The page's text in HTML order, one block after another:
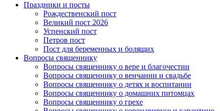
Праздники и посты
Рождественский пост
Великий пост 2026
Успенский пост
Петров пост
Пост для беременных и болящих
Вопросы священнику
Вопросы священнику о вере и благочестии
Вопросы священнику о венчании и свадьбе
Вопросы священнику о детях и воспитании
Вопросы священнику о домашних питомцах
Вопросы священнику о грехе